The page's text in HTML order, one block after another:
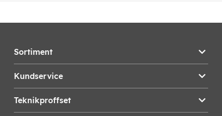
Sortiment
Kundservice
Teknikproffset